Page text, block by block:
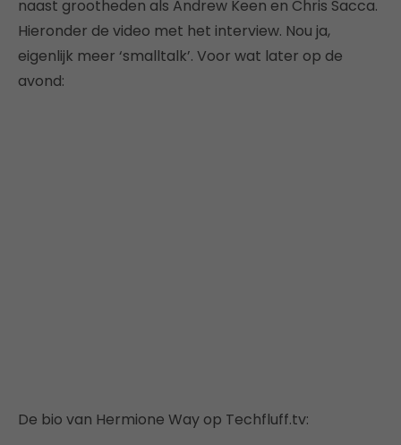
naast grootheden als Andrew Keen en Chris Sacca.
Hieronder de video met het interview. Nou ja,
eigenlijk meer ‘smalltalk’. Voor wat later op de
avond:
De bio van Hermione Way op Techfluff.tv: